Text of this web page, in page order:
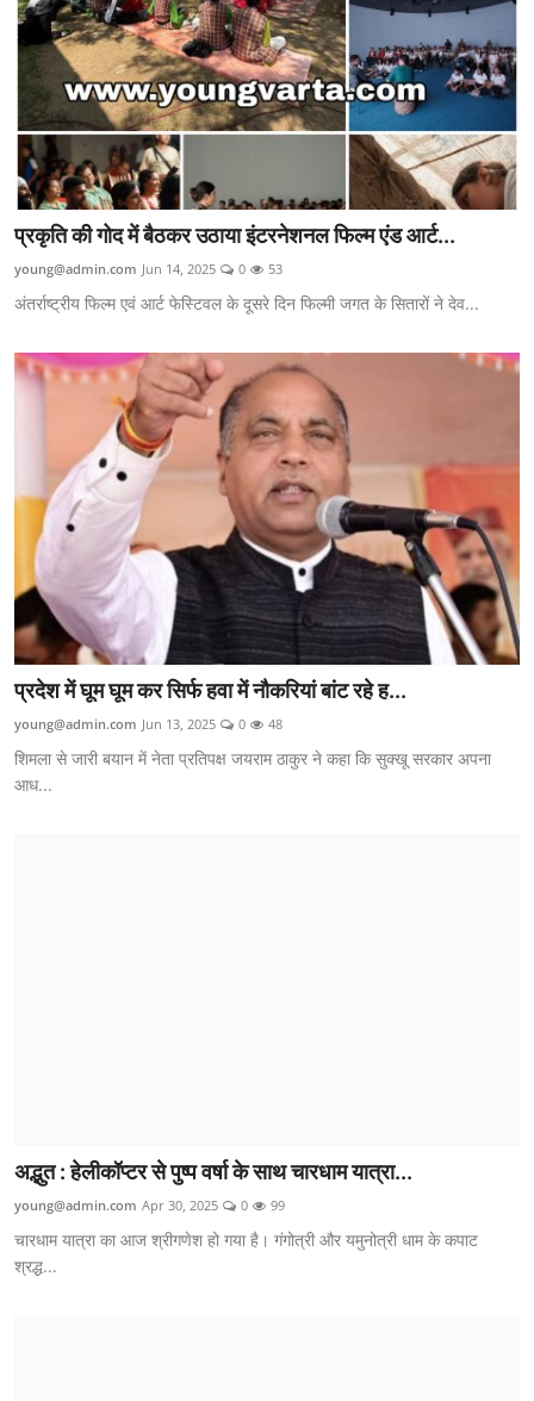
प्रकृति की गोद में बैठकर उठाया इंटरनेशनल फिल्म एंड आर्ट...
young@admin.com Jun 14, 2025 0 53
अंतर्राष्ट्रीय फिल्म एवं आर्ट फेस्टिवल के दूसरे दिन फिल्मी जगत के सितारों ने देव...
प्रदेश में घूम घूम कर सिर्फ हवा में नौकरियां बांट रहे ह...
young@admin.com Jun 13, 2025 0 48
शिमला से जारी बयान में नेता प्रतिपक्ष जयराम ठाकुर ने कहा कि सुक्खू सरकार अपना
आध...
अद्भुत : हेलीकॉप्टर से पुष्प वर्षा के साथ चारधाम यात्रा...
young@admin.com Apr 30, 2025 0 99
चारधाम यात्रा का आज श्रीगणेश हो गया है। गंगोत्री और यमुनोत्री धाम के कपाट
श्रद्ध...